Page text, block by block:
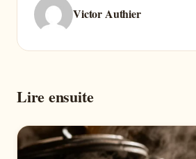
Victor Authier
Lire ensuite